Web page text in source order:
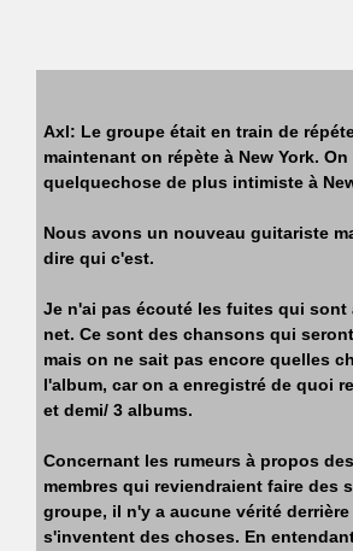
Axl: Le groupe était en train de
maintenant on répète à New York.
quelquechose de plus intimiste à
Nous avons un nouveau guitariste
dire qui c'est.
Je n'ai pas écouté les fuites qui sont
net. Ce sont des chansons qui
mais on ne sait pas encore quelles
l'album, car on a enregistré de quoi
et demi/ 3 albums.
Concernant les rumeurs à propos
membres qui reviendraient faire des
groupe, il n'y a aucune vérité
s'inventent des choses. En